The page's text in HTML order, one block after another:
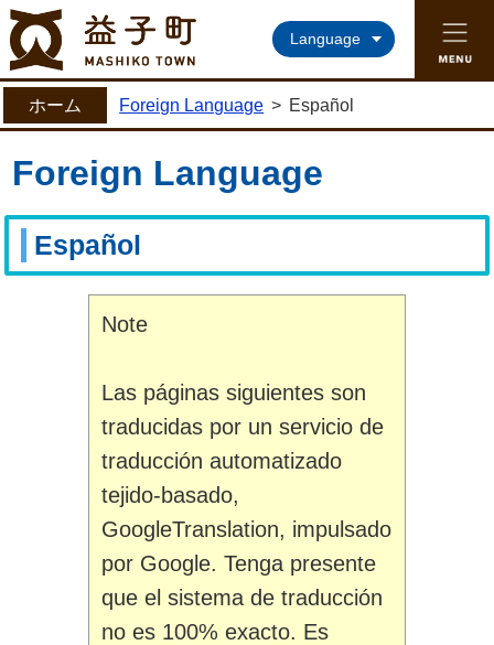
益子町ホームページ
Language
ホーム Foreign Language > Español
Foreign Language
Español
Note
Las páginas siguientes son
traducidas por un servicio de
traducción automatizado
tejido-basado,
GoogleTranslation, impulsado
por Google. Tenga presente
que el sistema de traducción
no es 100% exacto. Es